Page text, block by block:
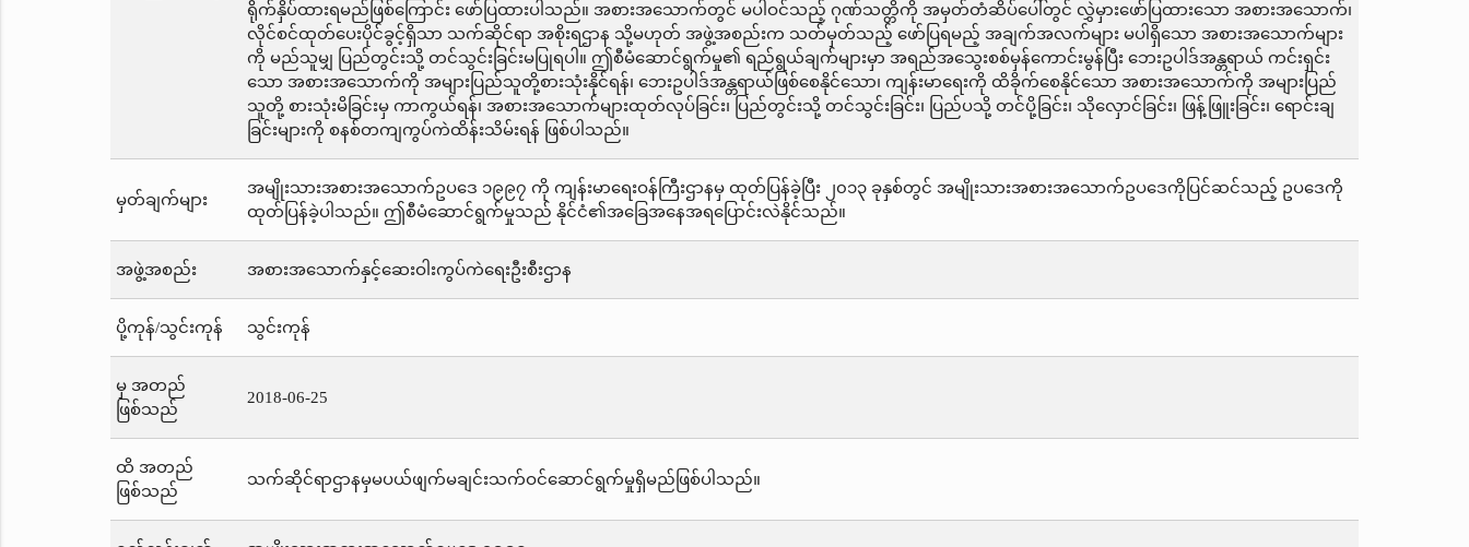
ရိုက်နှိပ်ထားရမည်ဖြစ်ကြောင်း ဖော်ပြထားပါသည်။ အစားအသောက်တွင် မပါဝင်သည့် ဂုဏ်သတ္တိကို အမှတ်တံဆိပ်ပေါ်တွင် လွှဲမှားဖော်ပြထားသော အစားအသောက်၊
လိုင်စင်ထုတ်ပေးပိုင်ခွင့်ရှိသာ သက်ဆိုင်ရာ အစိုးရဌာန သို့မဟုတ် အဖွဲ့အစည်းက သတ်မှတ်သည့် ဖော်ပြရမည့် အချက်အလက်များ မပါရှိသော အစားအသောက်များ
ကို မည်သူမျှ ပြည်တွင်းသို့ တင်သွင်းခြင်းမပြုရပါ။ ဤစီမံဆောင်ရွက်မှု၏ ရည်ရွယ်ချက်များမှာ အရည်အသွေးစစ်မှန်ကောင်းမွန်ပြီး ဘေးဥပါဒ်အန္တရာယ် ကင်းရှင်း
သော အစားအသောက်ကို အများပြည်သူတို့စားသုံးနိုင်ရန်၊ ဘေးဥပါဒ်အန္တရာယ်ဖြစ်စေနိုင်သော၊ ကျန်းမာရေးကို ထိခိုက်စေနိုင်သော အစားအသောက်ကို အများပြည်
သူတို့ စားသုံးမိခြင်းမှ ကာကွယ်ရန်၊ အစားအသောက်များထုတ်လုပ်ခြင်း၊ ပြည်တွင်းသို့ တင်သွင်းခြင်း၊ ပြည်ပသို့ တင်ပို့ခြင်း၊ သိုလှောင်ခြင်း၊ ဖြန့်ဖြူးခြင်း၊ ရောင်းချ
ခြင်းများကို စနစ်တကျကွပ်ကဲထိန်းသိမ်းရန် ဖြစ်ပါသည်။
မှတ်ချက်များ
အမျိုးသားအစားအသောက်ဥပဒေ ၁၉၉၇ ကို ကျန်းမာရေးဝန်ကြီးဌာနမှ ထုတ်ပြန်ခဲ့ပြီး ၂၀၁၃ ခုနှစ်တွင် အမျိုးသားအစားအသောက်ဥပဒေကိုပြင်ဆင်သည့် ဥပဒေကို
ထုတ်ပြန်ခဲ့ပါသည်။ ဤစီမံဆောင်ရွက်မှုသည် နိုင်ငံ၏အခြေအနေအရပြောင်းလဲနိုင်သည်။
အဖွဲ့အစည်း အစားအသောက်နှင့်ဆေးဝါးကွပ်ကဲရေးဦးစီးဌာန
ပို့ကုန်/သွင်းကုန် သွင်းကုန်
မှ အတည်
ဖြစ်သည်
2018-06-25
ထိ အတည်
ဖြစ်သည်
သက်ဆိုင်ရာဌာနမှမပယ်ဖျက်မချင်းသက်ဝင်ဆောင်ရွက်မှုရှိမည်ဖြစ်ပါသည်။